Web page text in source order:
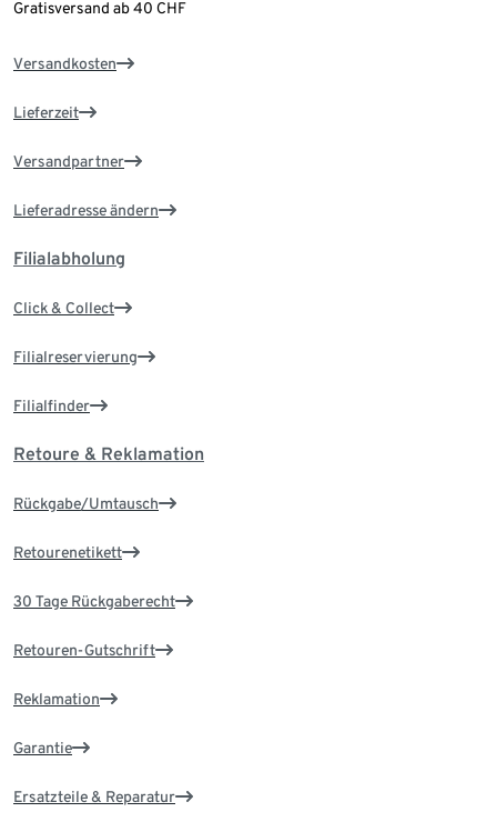
Gratisversand ab 40 CHF
Versandkosten
Lieferzeit
Versandpartner
Lieferadresse ändern
Filialabholung
Click & Collect
Filialreservierung
Filialfinder
Retoure & Reklamation
Rückgabe/Umtausch
Retourenetikett
30 Tage Rückgaberecht
Retouren-Gutschrift
Reklamation
Garantie
Ersatzteile & Reparatur